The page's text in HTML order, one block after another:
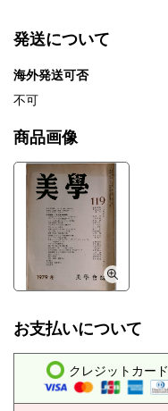
発送について
海外発送可否
不可
商品画像
お支払いについて
クレジットカード